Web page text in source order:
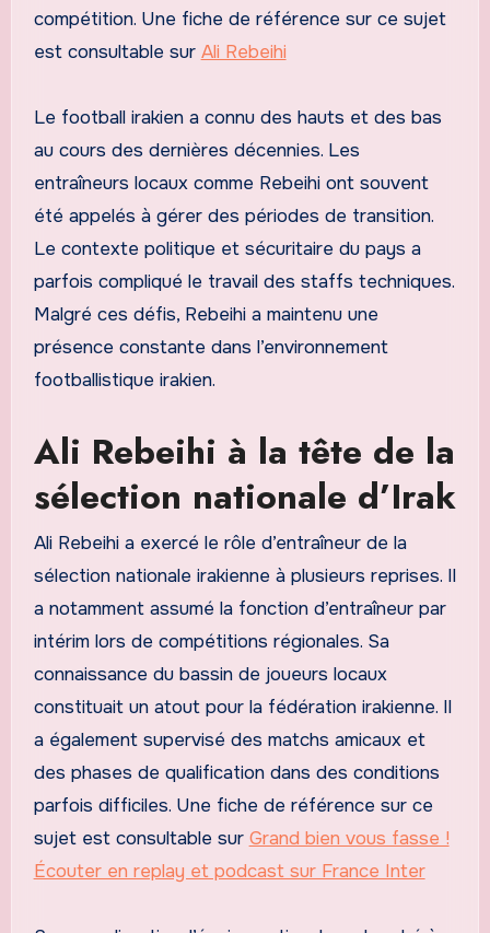
compétition. Une fiche de référence sur ce sujet
est consultable sur Ali Rebeihi
Le football irakien a connu des hauts et des bas
au cours des dernières décennies. Les
entraîneurs locaux comme Rebeihi ont souvent
été appelés à gérer des périodes de transition.
Le contexte politique et sécuritaire du pays a
parfois compliqué le travail des staffs techniques.
Malgré ces défis, Rebeihi a maintenu une
présence constante dans l’environnement
footballistique irakien.
Ali Rebeihi à la tête de la
sélection nationale d’Irak
Ali Rebeihi a exercé le rôle d’entraîneur de la
sélection nationale irakienne à plusieurs reprises. Il
a notamment assumé la fonction d’entraîneur par
intérim lors de compétitions régionales. Sa
connaissance du bassin de joueurs locaux
constituait un atout pour la fédération irakienne. Il
a également supervisé des matchs amicaux et
des phases de qualification dans des conditions
parfois difficiles. Une fiche de référence sur ce
sujet est consultable sur Grand bien vous fasse !
Écouter en replay et podcast sur France Inter